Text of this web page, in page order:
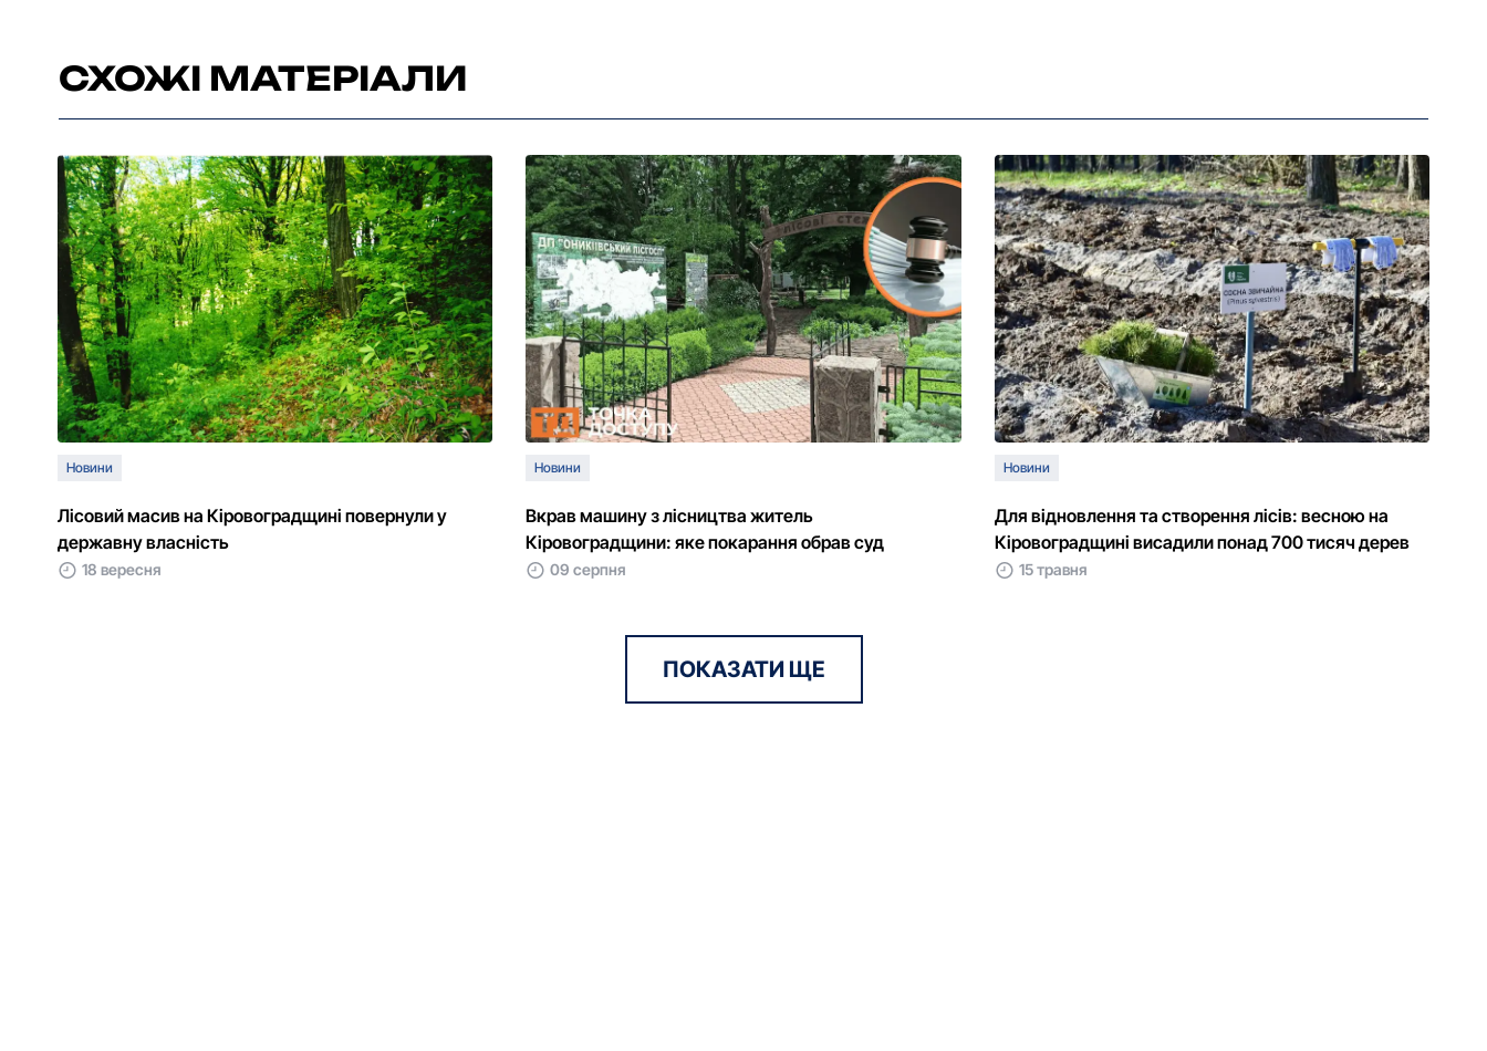
СХОЖІ МАТЕРІАЛИ
Новини
Лісовий масив на Кіровоградщині повернули у
державну власність
18 вересня
Новини
Вкрав машину з лісництва житель
Кіровоградщини: яке покарання обрав суд
09 серпня
Новини
Для відновлення та створення лісів: весною на
Кіровоградщині висадили понад 700 тисяч дерев
15 травня
ПОКАЗАТИ ЩЕ